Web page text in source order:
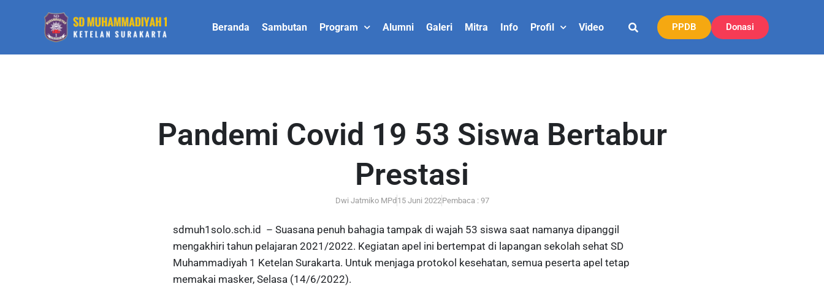
Beranda Sambutan Program Alumni Galeri Mitra Info Profil Video PPDB Donasi
Pandemi Covid 19 53 Siswa Bertabur
Prestasi
Dwi Jatmiko MPd 15 Juni 2022Pembaca : 97
sdmuh1solo.sch.id – Suasana penuh bahagia tampak di wajah 53 siswa saat namanya dipanggil
mengakhiri tahun pelajaran 2021/2022. Kegiatan apel ini bertempat di lapangan sekolah sehat SD
Muhammadiyah 1 Ketelan Surakarta. Untuk menjaga protokol kesehatan, semua peserta apel tetap
memakai masker, Selasa (14/6/2022).